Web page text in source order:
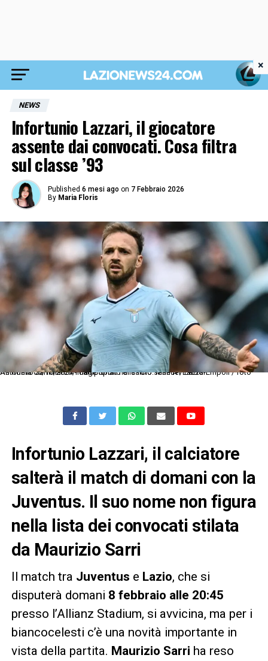
NEWS
Infortunio Lazzari, il giocatore
assente dai convocati. Cosa filtra
sul classe ’93
Published 6 mesi ago on 7 Febbraio 2026
By Maria Floris
As Roma 06/10/2024 - campionato di calcio serie A / Lazio-Empoli / foto Antonello Sammarco/Image Sport nella foto: Manuel Lazzari
Infortunio Lazzari, il calciatore
salterà il match di domani con la
Juventus. Il suo nome non figura
nella lista dei convocati stilata
da Maurizio Sarri
Il match tra Juventus e Lazio, che si
disputerà domani 8 febbraio alle 20:45
presso l’Allianz Stadium, si avvicina, ma per i
biancocelesti c’è una novità importante in
vista della partita. Maurizio Sarri ha reso
×